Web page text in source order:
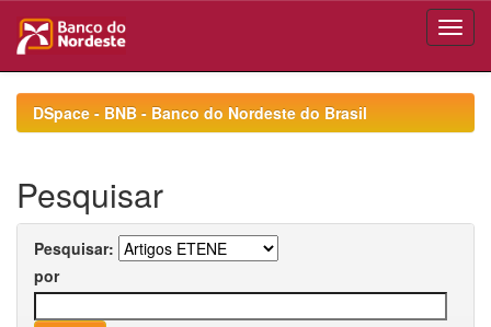
navigationDSpace - BNB - Banco do Nordeste do Brasil
Pesquisar
Pesquisar:
por